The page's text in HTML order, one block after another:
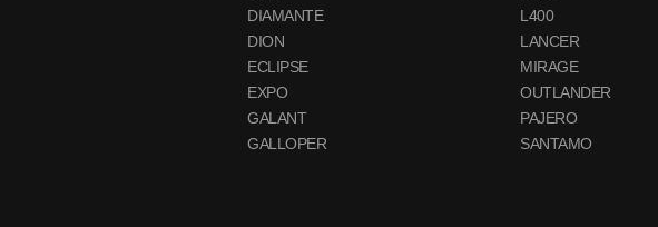
DIAMANTE
DION
ECLIPSE
EXPO
GALANT
GALLOPER
L400
LANCER
MIRAGE
OUTLANDER
PAJERO
SANTAMO